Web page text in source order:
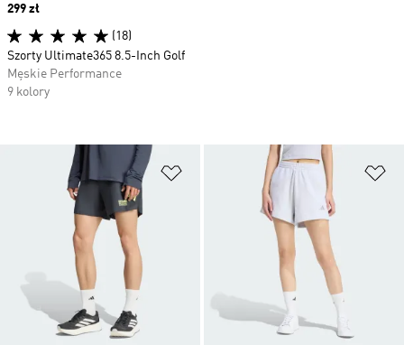
Dodaj do listy życzeń
Price
299 zł
(18)
Szorty Ultimate365 8.5-Inch Golf
Męskie Performance
9 kolory